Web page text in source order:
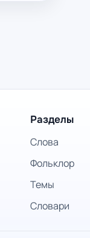
Разделы
Слова
Фольклор
Темы
Словари